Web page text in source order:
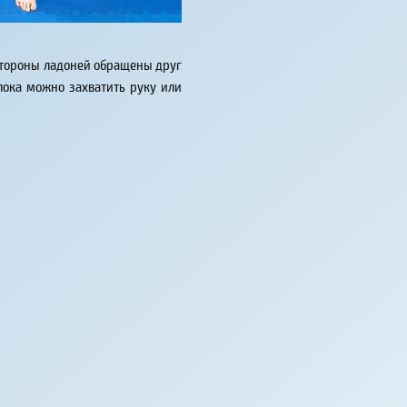
ладоней обращены друг
можно захватить руку или